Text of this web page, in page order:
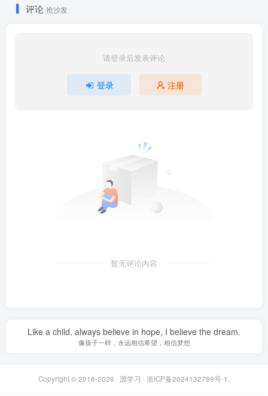
评论 抢沙发
请登录后发表评论
登录 注册
暂无评论内容
Like a child, always believe in hope, I believe the dream.
像孩子一样，永远相信希望，相信梦想
Copyright © 2018-2026 · 源学习 · 浙ICP备2024132799号-1